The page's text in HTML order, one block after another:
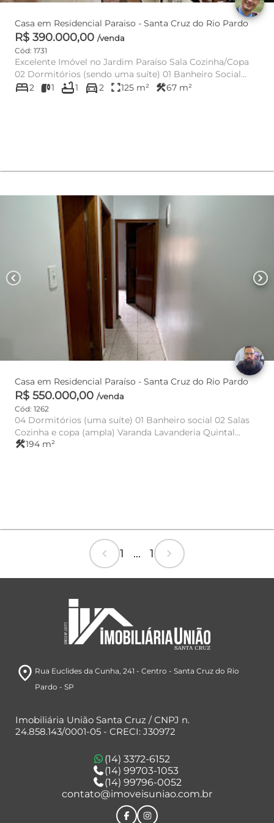
Casa em Residencial Paraiso - Santa Cruz do Rio Pardo
R$ 390.000,00 /venda
Cód: 1731
Excelente Imóvel no Jardim Paraíso Sala Cozinha/Copa
02 Dormitórios (sendo uma suíte) 01 Banheiro Social
Lav...
bed2 1 bathtub1 directions_car2 fullscreen125 m² construction67 m²
chevron_left chevron_right
Casa em Residencial Paraíso - Santa Cruz do Rio Pardo
R$ 550.000,00 /venda
Cód: 1262
04 Dormitórios (uma suíte) 01 Banheiro social 02 Salas
Cozinha e copa (ampla) Varanda Lavanderia Quintal
Gara...
construction194 m²
chevron_left 1 ... 1 chevron_right
room Rua Euclides da Cunha, 241 - Centro - Santa Cruz do Rio
Pardo - SP
Imobiliária União Santa Cruz / CNPJ n.
24.858.143/0001-05 - CRECI: J30972
(14) 3372-6152
(14) 99703-1053
(14) 99796-0052
contato@imoveisuniao.com.br